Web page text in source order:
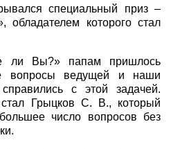
специальный приз –
обладателем которого стал
ли Вы?» папам пришлось
вопросы ведущей и наши
с этой задачей.
Грыцков С. В., который
число вопросов без